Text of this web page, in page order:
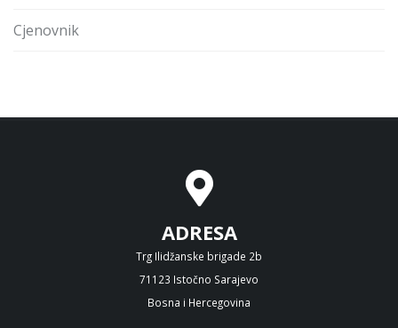
Cjenovnik
ADRESA
Trg Ilidžanske brigade 2b
71123 Istočno Sarajevo
Bosna i Hercegovina